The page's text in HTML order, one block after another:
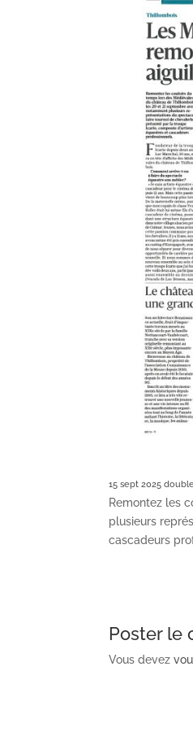
15 sept 2025
Remontez les
plusieurs
cascadeurs
Poster le
Vous devez